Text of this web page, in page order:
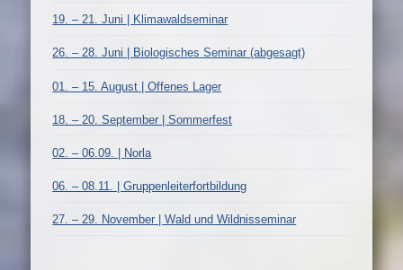
19. – 21. Juni | Klimawaldseminar
26. – 28. Juni | Biologisches Seminar (abgesagt)
01. – 15. August | Offenes Lager
18. – 20. September | Sommerfest
02. – 06.09. | Norla
06. – 08.11. | Gruppenleiterfortbildung
27. – 29. November | Wald und Wildnisseminar